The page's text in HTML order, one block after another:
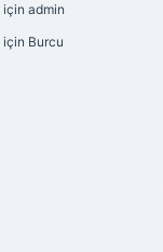
için admin
için Burcu